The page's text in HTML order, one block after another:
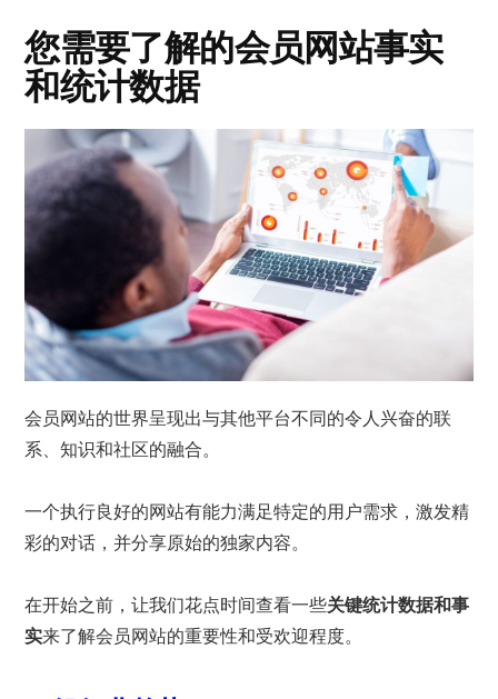
您需要了解的会员网站事实
和统计数据
会员网站的世界呈现出与其他平台不同的令人兴奋的联
系、知识和社区的融合。
一个执行良好的网站有能力满足特定的用户需求，激发精
彩的对话，并分享原始的独家内容。
在开始之前，让我们花点时间查看一些关键统计数据和事
实来了解会员网站的重要性和受欢迎程度。